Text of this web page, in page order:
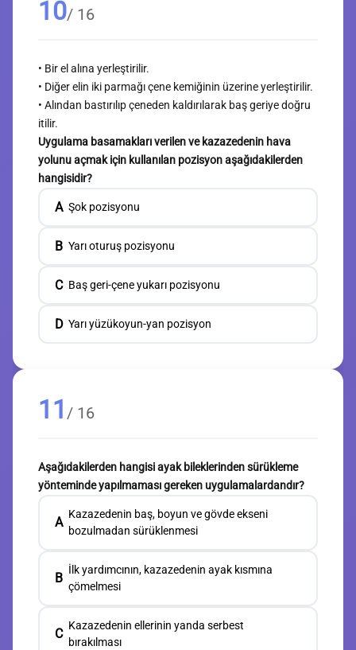
10/ 16
• Bir el alına yerleştirilir.
• Diğer elin iki parmağı çene kemiğinin üzerine yerleştirilir.
• Alından bastırılıp çeneden kaldırılarak baş geriye doğru
itilir.
Uygulama basamakları verilen ve kazazedenin hava
yolunu açmak için kullanılan pozisyon aşağıdakilerden
hangisidir?
A Şok pozisyonu
B Yarı oturuş pozisyonu
C Baş geri-çene yukarı pozisyonu
D Yarı yüzükoyun-yan pozisyon
11 / 16
Aşağıdakilerden hangisi ayak bileklerinden sürükleme
yönteminde yapılmaması gereken uygulamalardandır?
A
Kazazedenin baş, boyun ve gövde ekseni
bozulmadan sürüklenmesi
B
İlk yardımcının, kazazedenin ayak kısmına
çömelmesi
C
Kazazedenin ellerinin yanda serbest
bırakılması